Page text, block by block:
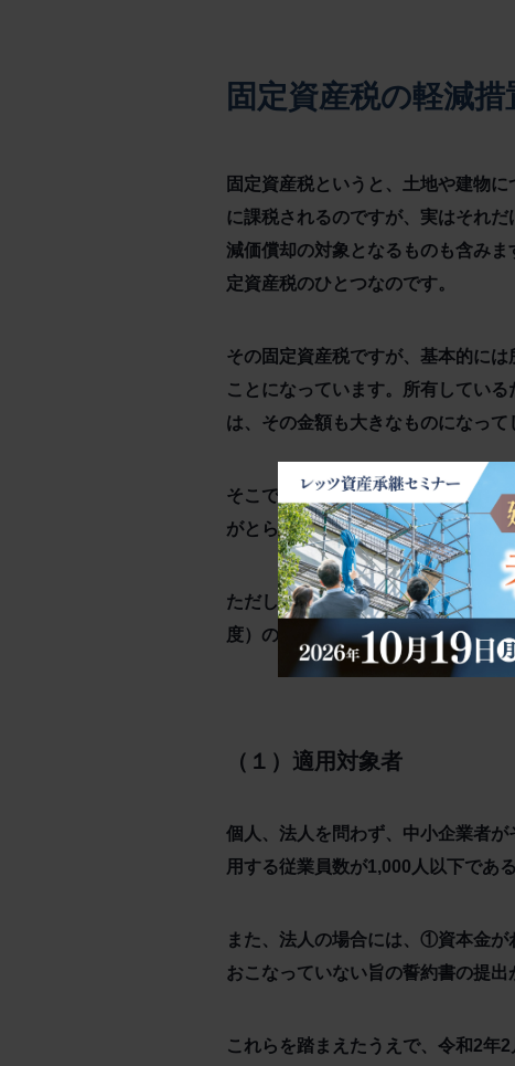
固定資産税の軽減措
固定資産税というと、土地や建物
に課税されるのですが、実はそれ
減価償却の対象となるものも含み
定資産税のひとつなのです。
その固定資産税ですが、基本的に
ことになっています。所有してい
は、その金額も大きなものになって
そこで、今回のコロナ禍で事業収
がとられています。
ただし、ここで注意すべきは、来
度）の税負担の軽減措置ではありま
（１）適用対象者
個人、法人を問わず、中小企業者
用する従業員数が1,000人以下であ
また、法人の場合には、①資本金
おこなっていない旨の誓約書の提出
これらを踏まえたうえで、令和2年